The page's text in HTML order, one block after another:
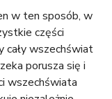
w ten sposób, w
części
cały wszechświat
porusza się i
wszechświata